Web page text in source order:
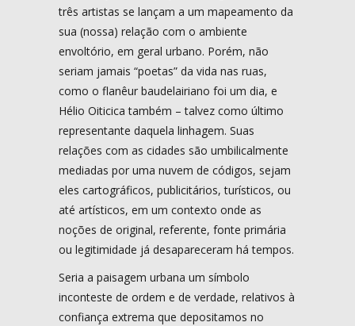
três artistas se lançam a um mapeamento da
sua (nossa) relação com o ambiente
envoltório, em geral urbano. Porém, não
seriam jamais “poetas” da vida nas ruas,
como o flanêur baudelairiano foi um dia, e
Hélio Oiticica também – talvez como último
representante daquela linhagem. Suas
relações com as cidades são umbilicalmente
mediadas por uma nuvem de códigos, sejam
eles cartográficos, publicitários, turísticos, ou
até artísticos, em um contexto onde as
noções de original, referente, fonte primária
ou legitimidade já desapareceram há tempos.
Seria a paisagem urbana um símbolo
inconteste de ordem e de verdade, relativos à
confiança extrema que depositamos no